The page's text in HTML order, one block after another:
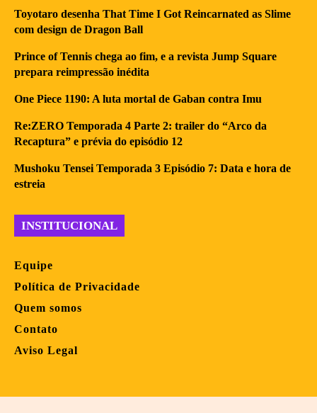
Toyotaro desenha That Time I Got Reincarnated as Slime
com design de Dragon Ball
Prince of Tennis chega ao fim, e a revista Jump Square
prepara reimpressão inédita
One Piece 1190: A luta mortal de Gaban contra Imu
Re:ZERO Temporada 4 Parte 2: trailer do “Arco da
Recaptura” e prévia do episódio 12
Mushoku Tensei Temporada 3 Episódio 7: Data e hora de
estreia
INSTITUCIONAL
Equipe
Política de Privacidade
Quem somos
Contato
Aviso Legal